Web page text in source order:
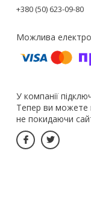
+380 (50) 623-09-80
У компанії
Тепер ви можете
не покидаючи